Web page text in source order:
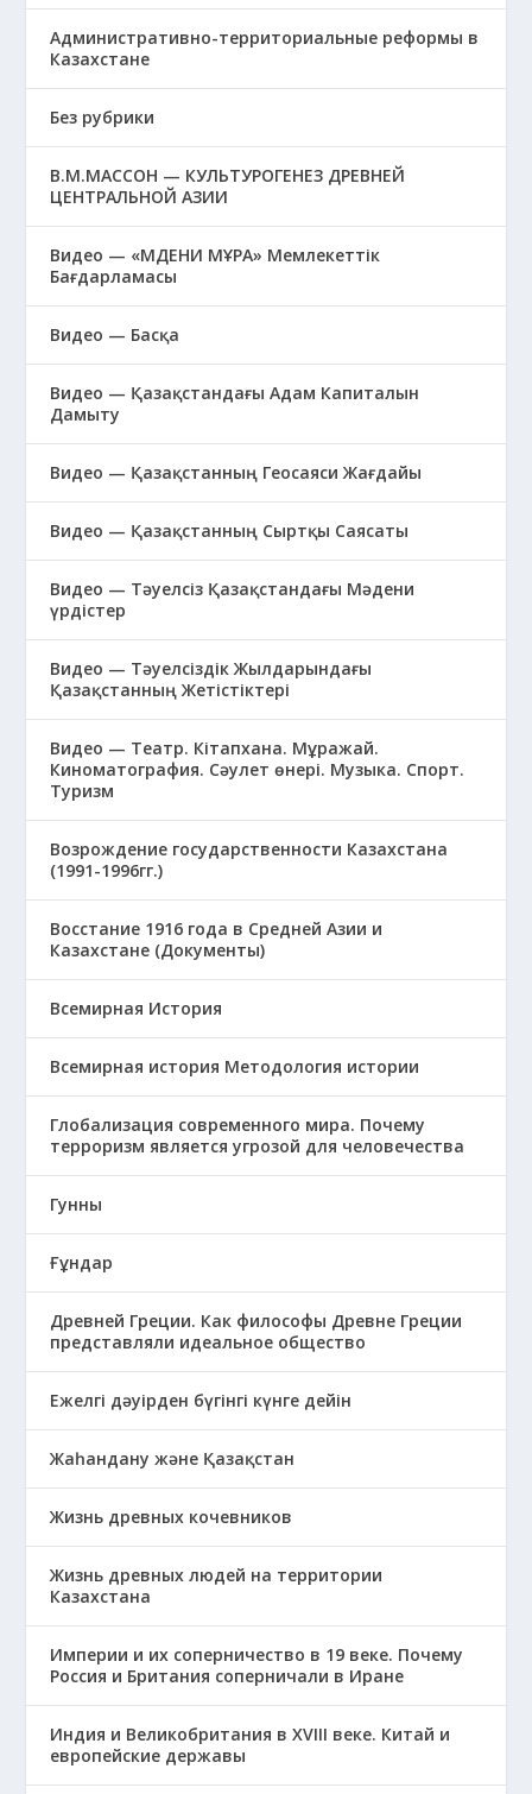
Административно-территориальные реформы в
Казахстане
Без рубрики
В.М.МАССОН — КУЛЬТУРОГЕНЕЗ ДРЕВНЕЙ
ЦЕНТРАЛЬНОЙ АЗИИ
Видео — «МӘДЕНИ МҰРА» Мемлекеттік
Бағдарламасы
Видео — Басқа
Видео — Қазақстандағы Адам Капиталын
Дамыту
Видео — Қазақстанның Геосаяси Жағдайы
Видео — Қазақстанның Сыртқы Саясаты
Видео — Тәуелсіз Қазақстандағы Мәдени
үрдістер
Видео — Тәуелсіздік Жылдарындағы
Қазақстанның Жетістіктері
Видео — Театр. Кітапхана. Мұражай.
Киноматография. Сәулет өнері. Музыка. Спорт.
Туризм
Возрождение государственности Казахстана
(1991-1996гг.)
Восстание 1916 года в Средней Азии и
Казахстане (Документы)
Всемирная История
Всемирная история Методология истории
Глобализация современного мира. Почему
терроризм является угрозой для человечества
Гунны
Ғұндар
Древней Греции. Как философы Древне Греции
представляли идеальное общество
Ежелгі дәуірден бүгінгі күнге дейін
Жаһандану және Қазақстан
Жизнь древных кочевников
Жизнь древных людей на территории
Казахстана
Империи и их соперничество в 19 веке. Почему
Россия и Британия соперничали в Иране
Индия и Великобритания в XVIII веке. Китай и
европейские державы